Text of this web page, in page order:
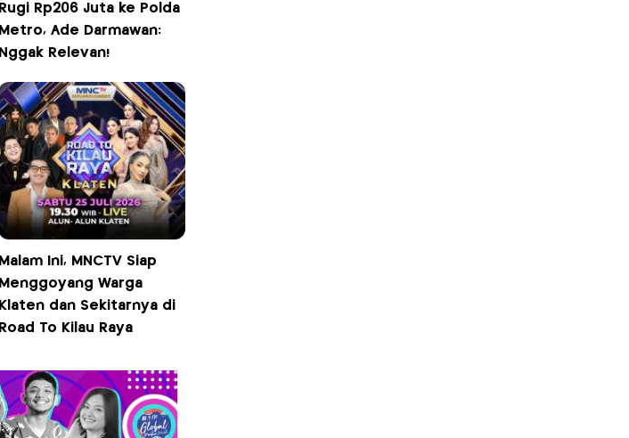
Rugi Rp206 Juta ke Polda
Metro, Ade Darmawan:
Nggak Relevan!
Malam Ini, MNCTV Siap
Menggoyang Warga
Klaten dan Sekitarnya di
Road To Kilau Raya